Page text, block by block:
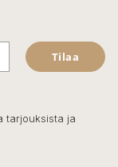
Tilaa
tarjouksista ja